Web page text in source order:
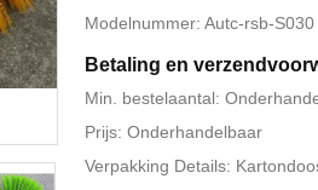
Modelnummer: Autc-rsb-S030
Betaling en
Min. bestelaantal:
Prijs: Onderhandelbaar
Verpakking Details: